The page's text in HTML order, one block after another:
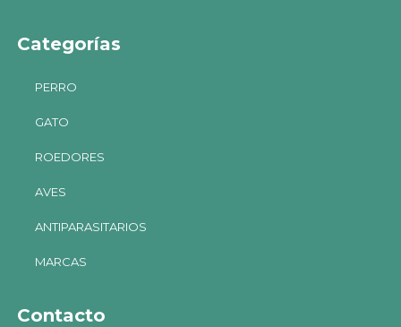
Categorías
PERRO
GATO
ROEDORES
AVES
ANTIPARASITARIOS
MARCAS
Contacto